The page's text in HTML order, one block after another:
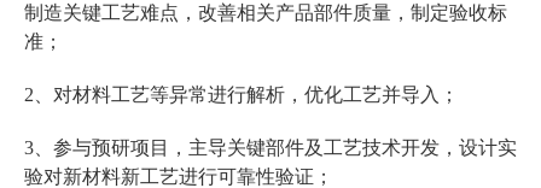
制造关键工艺难点，改善相关产品部件质量，制定验收标
准；
2、对材料工艺等异常进行解析，优化工艺并导入；
3、参与预研项目，主导关键部件及工艺技术开发，设计实
验对新材料新工艺进行可靠性验证；